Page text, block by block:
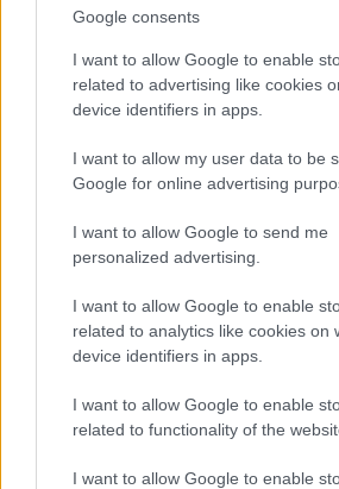
Google consents
I want to allow Google to enable
related to advertising like cookies
device identifiers in apps.
I want to allow my user data to be
Google for online advertising
I want to allow Google to send me
personalized advertising.
I want to allow Google to enable
related to analytics like cookies on
device identifiers in apps.
I want to allow Google to enable
related to functionality of the
I want to allow Google to enable